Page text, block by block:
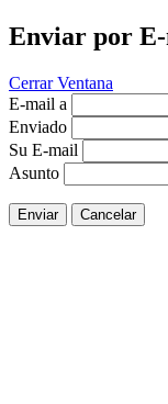
Enviar por E-
Cerrar Ventana
E-mail a
Enviado
Su E-mail
Asunto
Enviar Cancelar